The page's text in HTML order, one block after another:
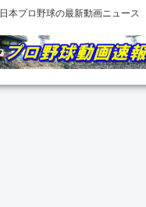
日本プロ野球の最新動画ニュース